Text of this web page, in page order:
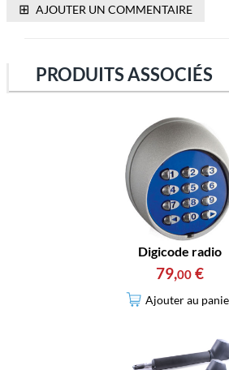
⊞ AJOUTER UN COMMENTAIRE
PRODUITS ASSOCIÉS
Digicode radio
79,00 €
Ajouter au